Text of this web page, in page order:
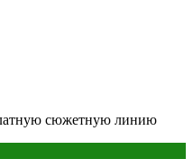
сюжетную линию